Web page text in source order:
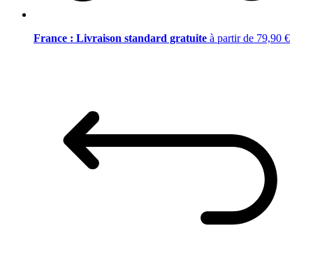
France : Livraison standard gratuite à partir de 79,90 €